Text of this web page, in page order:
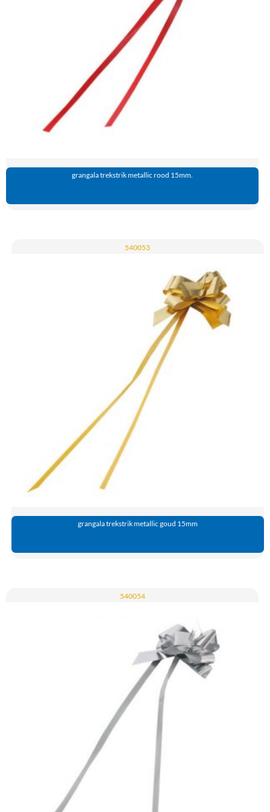
grangala trekstrik metallic rood 15mm.
540053
grangala trekstrik metallic goud 15mm
540054